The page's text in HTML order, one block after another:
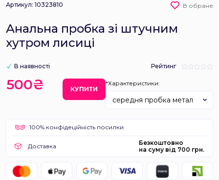
Артикул: 10323810 В обране
Анальна пробка зі штучним
хутром лисиці
В наявності Рейтинг
500₴ КУПИТИ
*Характеристики:
середня пробка метал
100% конфідеційність посилки
Доставка
Безкоштовно
на суму від 700 грн.